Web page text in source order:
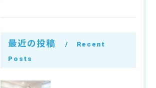
最近の投稿
Recent
Posts